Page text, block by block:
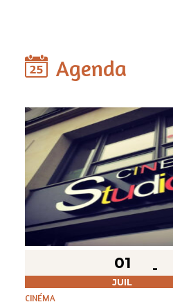
Agenda
01
JUIL
CINÉMA